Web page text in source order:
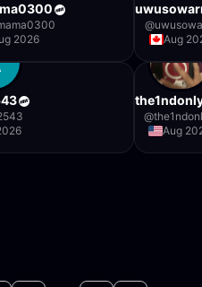
2026
@
Aug
@
Aug